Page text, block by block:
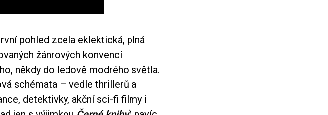
pohled zcela eklektická, plná
žánrových konvencí
někdy do ledově modrého světla.
schémata – vedle thrillerů a
detektivky, akční sci-fi filmy i